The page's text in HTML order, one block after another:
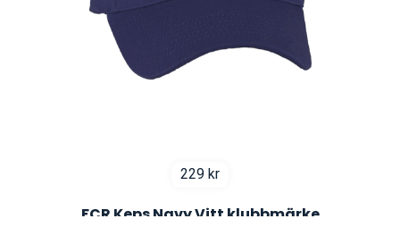
229 kr
FCR Keps Navy Vitt klubbmärke